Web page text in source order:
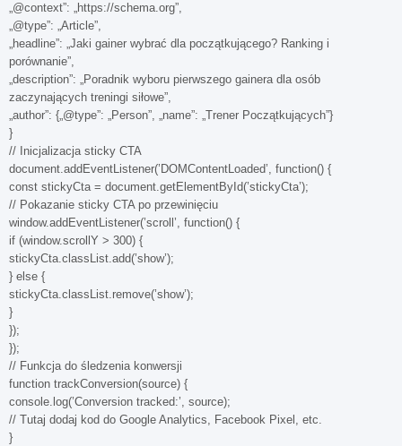
„@context”: „https://schema.org”,
„@type”: „Article”,
„headline”: „Jaki gainer wybrać dla początkującego? Ranking i
porównanie”,
„description”: „Poradnik wyboru pierwszego gainera dla osób
zaczynających treningi siłowe”,
„author”: {„@type”: „Person”, „name”: „Trener Początkujących”}
}
// Inicjalizacja sticky CTA
document.addEventListener(’DOMContentLoaded’, function() {
const stickyCta = document.getElementById(’stickyCta’);
// Pokazanie sticky CTA po przewinięciu
window.addEventListener(’scroll’, function() {
if (window.scrollY > 300) {
stickyCta.classList.add(’show’);
} else {
stickyCta.classList.remove(’show’);
}
});
});
// Funkcja do śledzenia konwersji
function trackConversion(source) {
console.log(’Conversion tracked:’, source);
// Tutaj dodaj kod do Google Analytics, Facebook Pixel, etc.
}